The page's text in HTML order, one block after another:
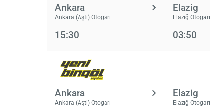
Ankara
Ankara (Aşti) Otogarı
Elazig
Elazığ Otogarı
15:30 03:50
Ankara
Ankara (Aşti) Otogarı
Elazig
Elazığ Otogarı